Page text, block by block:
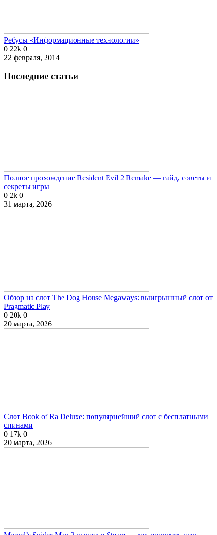
Ребусы «Информационные технологии»
0 22k 0
22 февраля, 2014
Последние статьи
Полное прохождение Resident Evil 2 Remake — гайд, советы и
секреты игры
0 2k 0
31 марта, 2026
Обзор на слот The Dog House Megaways: выигрышный слот от
Pragmatic Play
0 20k 0
20 марта, 2026
Слот Book of Ra Deluxe: популярнейший слот с бесплатными
спинами
0 17k 0
20 марта, 2026